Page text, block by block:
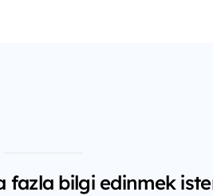
fazla bilgi edinmek